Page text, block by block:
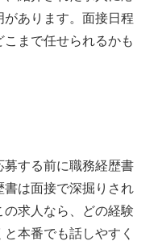
あります。面接日程
まで任せられるかも
する前に職務経歴書
書は面接で深掘りされ
求人なら、どの経験
本番でも話しやすく